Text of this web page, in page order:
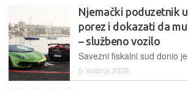
Njemački poduzetnik
porez i dokazati da
– službeno vozilo
5. svibnja 2026.